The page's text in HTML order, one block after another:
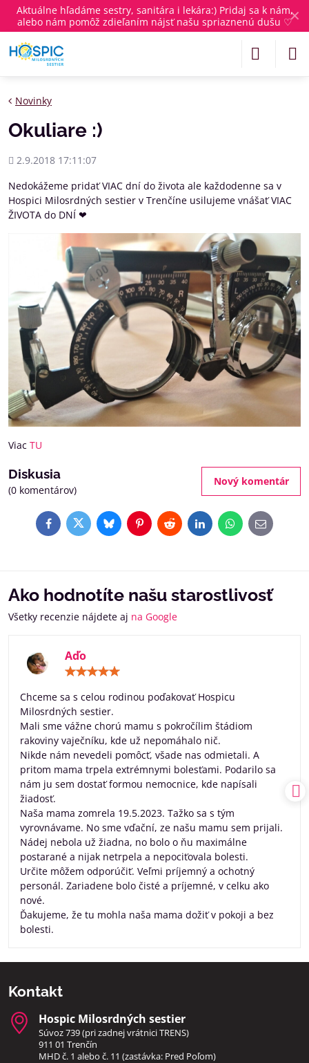
✕
Aktuálne hľadáme sestry, sanitára i lekára:) Pridaj sa k nám,
alebo nám pomôž zdieľaním nájsť našu spriaznenú dušu ♡
Novinky
Okuliare :)
Pridané
2.9.2018 17:11:07
Nedokážeme pridať VIAC dní do života ale každodenne sa v
Hospici Milosrdných sestier v Trenčíne usilujeme vnášať VIAC
ŽIVOTA do DNÍ ❤
Viac TU
Diskusia
(0 komentárov)
Nový komentár
FacebookTwitterBlueskyPinterestRedditLinkedInWhatsApp
E-
mail
Ako hodnotíte našu starostlivosť
Všetky recenzie nájdete aj na Google
Aďo
5
Chceme sa s celou rodinou poďakovať Hospicu
Milosrdných sestier.
Mali sme vážne chorú mamu s pokročílim štádiom
rakoviny vaječníku, kde už nepomáhalo nič.
Nikde nám nevedeli pomôcť, všade nas odmietali. A
pritom mama trpela extrémnymi bolesťami. Podarilo sa
nám ju sem dostať formou nemocnice, kde napísali
žiadosť.
Naša mama zomrela 19.5.2023. Tažko sa s tým
vyrovnávame. No sme vďační, ze našu mamu sem prijali.
Nádej nebola už žiadna, no bolo o ňu maximálne
postarané a nijak netrpela a nepociťovala bolesti.
Určite môžem odporúčiť. Veľmi príjemný a ochotný
personál. Zariadene bolo čisté a príjemné, v celku ako
nové.
Ďakujeme, že tu mohla naša mama dožiť v pokoji a bez
bolesti.
Kontakt
Hospic Milosrdných sestier
Súvoz 739 (pri zadnej vrátnici TRENS)
911 01 Trenčín
MHD č. 1 alebo č. 11 (zastávka: Pred Poľom)